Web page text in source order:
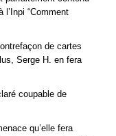
l’Inpi “Comment
de cartes
Serge H. en fera
coupable de
qu’elle fera